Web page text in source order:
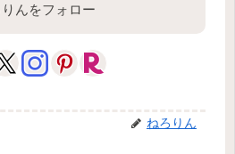
んをフォロー
ねろりん